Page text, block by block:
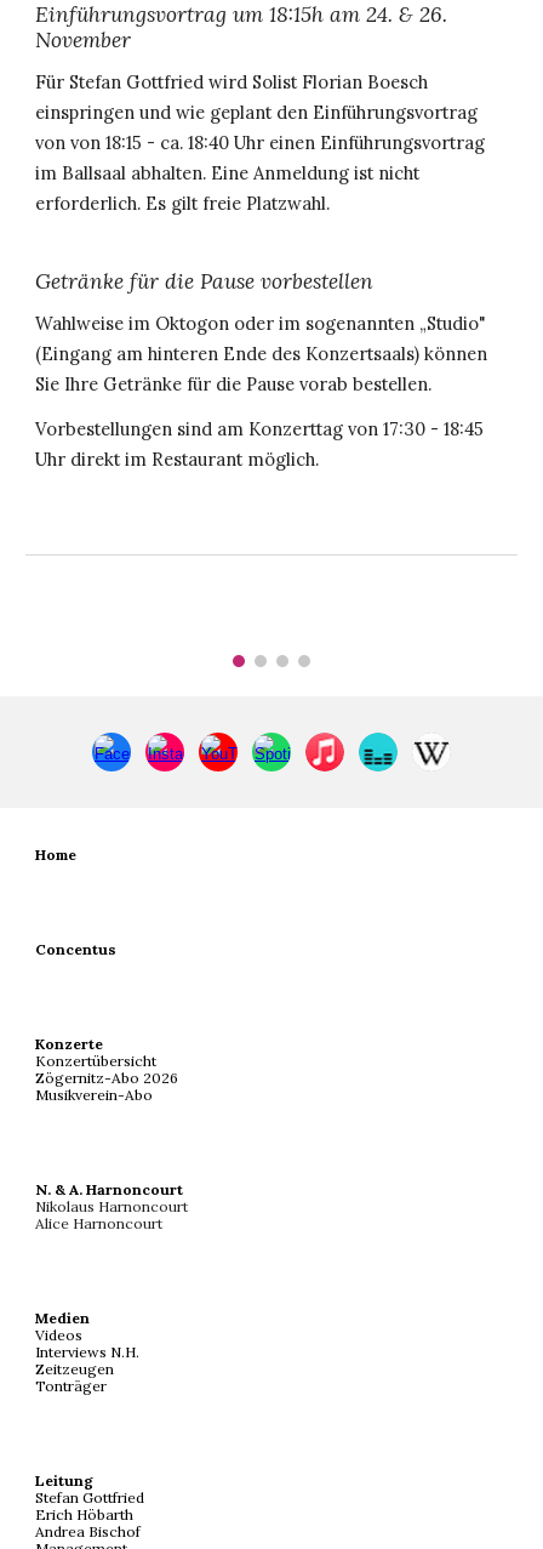
Einführungsvortrag um 18:15ham 24. &26.
November
Für Stefan Gottfried wird Solist Florian Boesch
einspringen und wie geplant den Einführungsvortrag
vonvon 18:15 - ca. 18:40 Uhr einen Einführungsvortrag
im Ballsaal abhalten. Eine Anmeldung ist nicht
erforderlich. Es gilt freie Platzwahl.
Getränke für die Pause vorbestellen
Wahlweise im Oktogon oder im sogenannten „Studio"
(Eingang am hinteren Ende des Konzertsaals) können
Sie Ihre Getränke für die Pause vorab bestellen.
Vorbestellungen sind am Konzerttag von 17:30 - 18:45
Uhr direkt im Restaurant möglich.
Home
Concentus
Konzerte
Konzertübersicht
Zögernitz-Abo 2026
Musikverein-Abo
N. & A. Harnoncourt
Nikolaus Harnoncourt
Alice Harnoncourt
Medien
Videos
Interviews N.H.
Zeitzeugen
Tonträger
Leitung
Stefan Gottfried
Erich Höbarth
Andrea Bischof